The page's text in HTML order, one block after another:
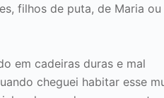
filhos de puta, de Maria ou
em cadeiras duras e mal
cheguei habitar esse